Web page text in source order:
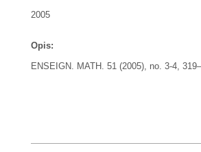
2005
Opis:
ENSEIGN. MATH. 51 (2005), no. 3-4,